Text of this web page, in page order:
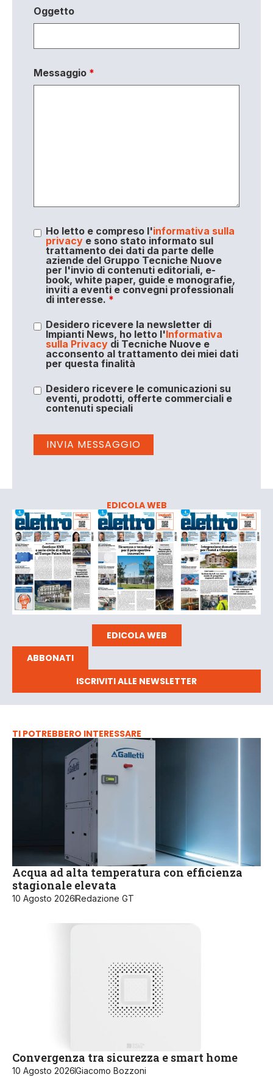
Oggetto
Messaggio *
Ho letto e compreso l'informativa sulla
privacye sono stato informato sul
trattamento dei dati da parte delle
aziende del Gruppo Tecniche Nuove
per l'invio di contenuti editoriali, e-
book, white paper, guide e monografie,
inviti a eventi e convegni professionali
di interesse. *
Desidero ricevere la newsletter di
Impianti News, ho letto l'Informativa
sulla Privacydi Tecniche Nuove e
acconsento al trattamento dei miei dati
per questa finalità
Desidero ricevere le comunicazioni su
eventi, prodotti, offerte commerciali e
contenuti speciali
EDICOLA WEB
EDICOLA WEB
ABBONATI
ISCRIVITI ALLE NEWSLETTER
TI POTREBBERO INTERESSARE
Acqua ad alta temperatura con efficienza
stagionale elevata
10 Agosto 2026Redazione GT
Convergenza tra sicurezza e smart home
10 Agosto 2026Giacomo Bozzoni